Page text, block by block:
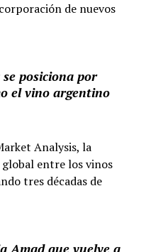
de nuevos
posiciona por
el vino argentino
Analysis, la
entre los vinos
tres décadas de
Amad que vuelve a